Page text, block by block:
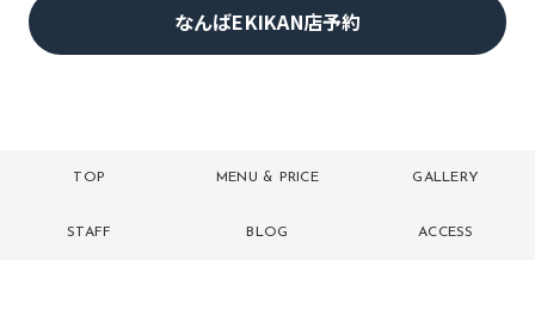
なんばEKIKAN店予約
TOP
トップ
MENU & PRICE
メニュー
GALLERY
ギャラリー
STAFF BLOG ACCESS